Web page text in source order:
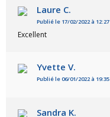
Laure C.
Publié le 17/02/2022 à 12:27
Excellent
Yvette V.
Publié le 06/01/2022 à 19:35
Sandra K.